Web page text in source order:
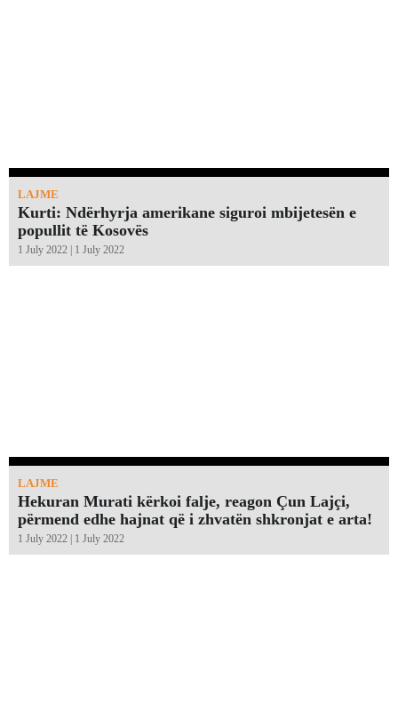
LAJME
Kurti: Ndërhyrja amerikane siguroi mbijetesën e
popullit të Kosovës
1 July 2022 | 1 July 2022
LAJME
Hekuran Murati kërkoi falje, reagon Çun Lajçi,
përmend edhe hajnat që i zhvatën shkronjat e arta!￼
1 July 2022 | 1 July 2022